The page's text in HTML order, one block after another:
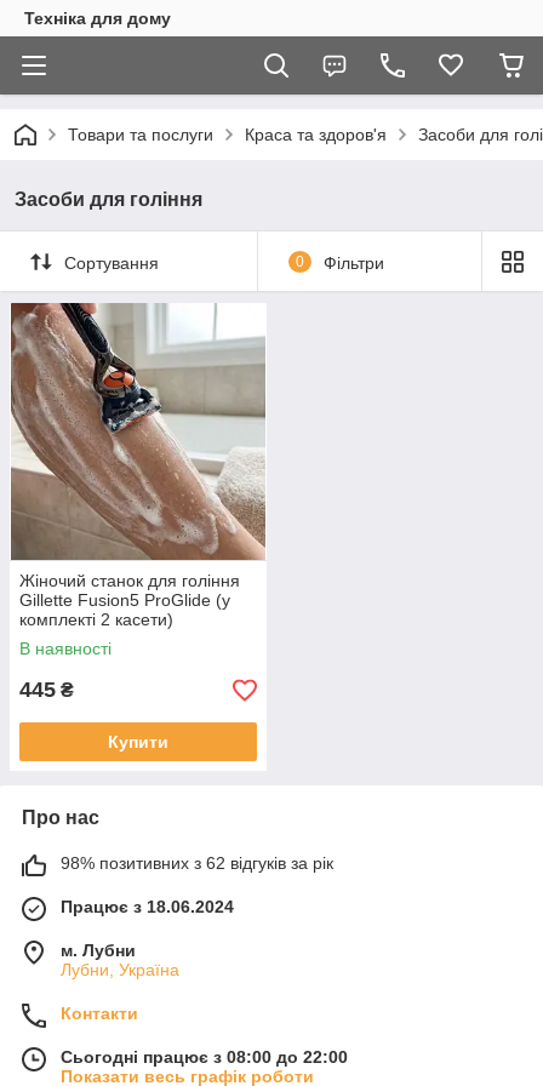
Техніка для дому
Товари та послуги Краса та здоров'я Засоби для
Засоби для гоління
Сортування 0 Фільтри
Жіночий станок для гоління
Gillette Fusion5 ProGlide (у
комплекті 2 касети)
В наявності
445 ₴
Купити
Про нас
98% позитивних з 62 відгуків за рік
Працює з 18.06.2024
м. Лубни
Лубни, Україна
Контакти
Сьогодні працює з 08:00 до 22:00
Показати весь графік роботи